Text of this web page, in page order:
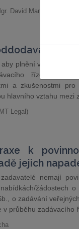
David Mareš, Ph.D. (MT
při
plnění veřejné
řízení
a zkušenostmi
hlavního vztahu
Legal)
k
jejich
nemají
žádostech
o zadávání
v průběhu
JUDr. Tomáš Sokol
Kurzy lektora